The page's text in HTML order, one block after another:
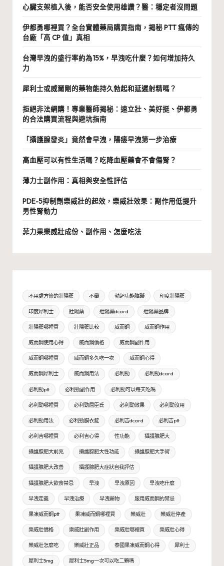
心臟支架植入後，能否安全使用雄讚？醫：穩定者沒問題
伊都勇哪裡買？全台實體藥局購買指南，揭秘 PTT 瘋傳的
台廠「高 CP 值」真相
台灣早洩的盛行率約為15%，早洩吃什麼？如何增加持久
力
犀利士或威爾剛的藥物能持久勃起和延遲射精嗎？
拒絕非法網購！專業醫師揭秘：速立壯、美好挺、伊都勇
的合法購買流程與避坑指南
「攝護腺發炎」竟然會早洩，陽痿早洩第一步治療
高血壓可以有性生活嗎？吃降血壓藥會不會傷腎？
薄力士副作用：真相與安全性評估
PDE-5抑制劑樂威壯的起效，樂威壯效果：副作用低提升
男性腎動力
菲力果樂威壯成份、副作用、怎麼吃法
不用處方簽的壯陽藥 不舉 勃起功能障礙 印度壯陽藥
印度犀利士 壯陽藥 壯陽藥dcard 壯陽藥品牌
壯陽藥哪裡買 壯陽藥比較 威而鋼 威而鋼作用
威而鋼使用心得 威而鋼價格 威而鋼副作用
威而鋼哪裡買 威而鋼多久吃一次 威而鋼心得
威而鋼犀利士 威而鋼用法 必利勁 必利勁dcard
必利勁ptt 必利勁副作用 必利勁可以每天吃嗎
必利勁哪裡買 必利勁屈臣氏 必利勁效果 必利勁沒用
必利勁用法 必利勁膜衣錠 必利吉dcard 必利吉ptt
必利吉哪裡買 必利吉心得 性功能 攝護腺肥大
攝護腺肥大前兆 攝護腺肥大性功能 攝護腺肥大手術
攝護腺肥大改善 攝護腺肥大症狀自我評估
攝護腺肥大飲食禁忌 早洩 早洩原因 早洩吃什麼
早洩定義 早洩治療 早洩藥物 服用威而鋼的禁忌
果凍威而鋼ptt 果凍威而鋼哪裡買 樂威壯 樂威壯停產
樂威壯價格 樂威壯副作用 樂威壯哪裡買 樂威壯心得
樂威壯怎麼吃 樂威壯正品 泰國果凍威而鋼心得 犀利士
犀利士5mg 犀利士5mg一次可以吃二顆嗎